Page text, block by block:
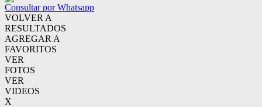
Consultar por Whatsapp
VOLVER A
RESULTADOS
AGREGAR A
FAVORITOS
VER
FOTOS
VER
VIDEOS
X